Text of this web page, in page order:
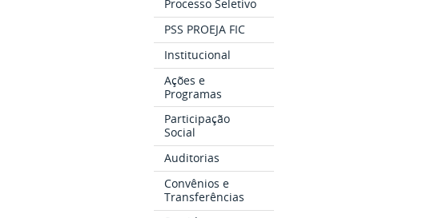
Processo Seletivo
PSS PROEJA FIC
Institucional
Ações e
Programas
Participação
Social
Auditorias
Convênios e
Transferências